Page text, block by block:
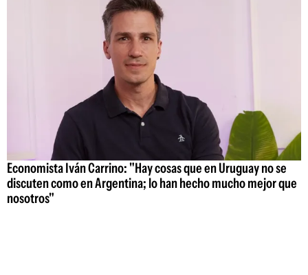
Economista Iván Carrino: "Hay cosas que en Uruguay no se
discuten como en Argentina; lo han hecho mucho mejor que
nosotros"